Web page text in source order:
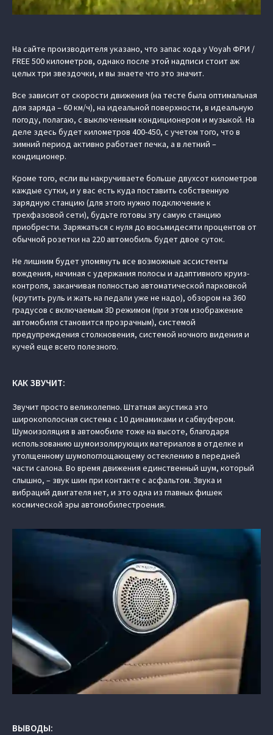
На сайте производителя указано, что запас хода у Voyah ФРИ /
FREE 500 километров, однако после этой надписи стоит аж
целых три звездочки, и вы знаете что это значит.
Все зависит от скорости движения (на тесте была оптимальная
для заряда – 60 км/ч), на идеальной поверхности, в идеальную
погоду, полагаю, с выключенным кондиционером и музыкой. На
деле здесь будет километров 400-450, с учетом того, что в
зимний период активно работает печка, а в летний –
кондиционер.
Кроме того, если вы накручиваете больше двухсот километров
каждые сутки, и у вас есть куда поставить собственную
зарядную станцию (для этого нужно подключение к
трехфазовой сети), будьте готовы эту самую станцию
приобрести. Заряжаться с нуля до восьмидесяти процентов от
обычной розетки на 220 автомобиль будет двое суток.
Не лишним будет упомянуть все возможные ассистенты
вождения, начиная с удержания полосы и адаптивного круиз-
контроля, заканчивая полностью автоматической парковкой
(крутить руль и жать на педали уже не надо), обзором на 360
градусов с включаемым 3D режимом (при этом изображение
автомобиля становится прозрачным), системой
предупреждения столкновения, системой ночного видения и
кучей еще всего полезного.
КАК ЗВУЧИТ:
Звучит просто великолепно. Штатная акустика это
широкополосная система с 10 динамиками и сабвуфером.
Шумоизоляция в автомобиле тоже на высоте, благодаря
использованию шумоизолирующих материалов в отделке и
утолщенному шумопоглощающему остеклению в передней
части салона. Во время движения единственный шум, который
слышно, – звук шин при контакте с асфальтом. Звука и
вибраций двигателя нет, и это одна из главных фишек
космической эры автомобилестроения.
ВЫВОДЫ: